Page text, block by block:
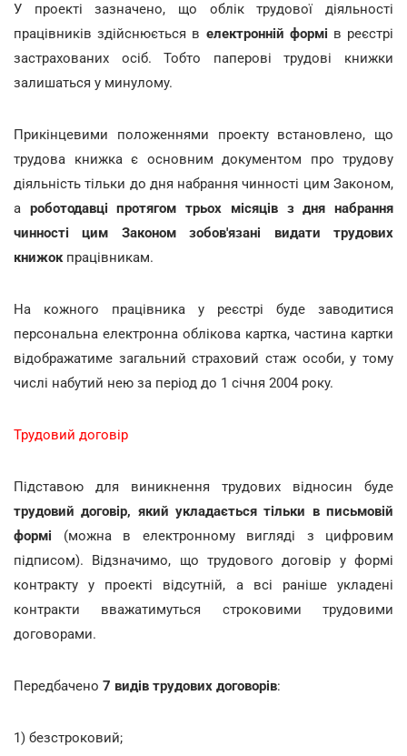
У проекті зазначено, що облік трудової діяльності
працівників здійснюється в електронній формі в реєстрі
застрахованих осіб. Тобто паперові трудові книжки
залишаться у минулому.
Прикінцевими положеннями проекту встановлено, що
трудова книжка є основним документом про трудову
діяльність тільки до дня набрання чинності цим Законом,
а роботодавці протягом трьох місяців з дня набрання
чинності цим Законом зобов'язані видати трудових
книжокпрацівникам.
На кожного працівника у реєстрі буде заводитися
персональна електронна облікова картка, частина картки
відображатиме загальний страховий стаж особи, у тому
числі набутий нею за період до 1 січня 2004 року.
Трудовий договір
Підставою для виникнення трудових відносин буде
трудовий договір, який укладається тільки в письмовій
формі (можна в електронному вигляді з цифровим
підписом). Відзначимо, що трудового договір у формі
контракту у проекті відсутній, а всі раніше укладені
контракти вважатимуться строковими трудовими
договорами.
Передбачено 7 видів трудових договорів:
1) безстроковий;